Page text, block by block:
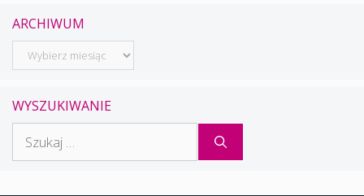
ARCHIWUM
Archiwum
WYSZUKIWANIE